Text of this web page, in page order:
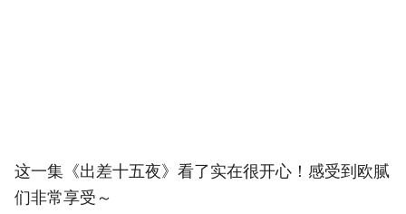
这一集《出差十五夜》看了实在很开心！感受到欧腻
们非常享受～